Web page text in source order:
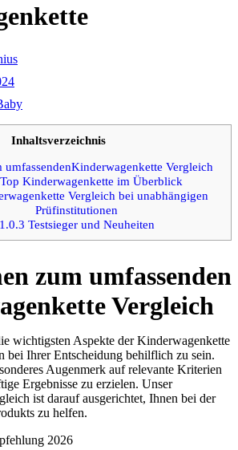
Inhaltsverzeichnis
Vergleich
Top Kinderwagenkette im Überblick
Vergleich bei unabhängigen
Prüfinstitutionen
1.0.3 Testsieger und Neuheiten
zum umfassenden
Vergleich
wichtigsten Aspekte der Kinderwagenkette
bei Ihrer Entscheidung behilflich zu sein.
Augenmerk auf relevante Kriterien
Ergebnisse zu erzielen. Unser
ist darauf ausgerichtet, Ihnen bei der
zu helfen.
2026